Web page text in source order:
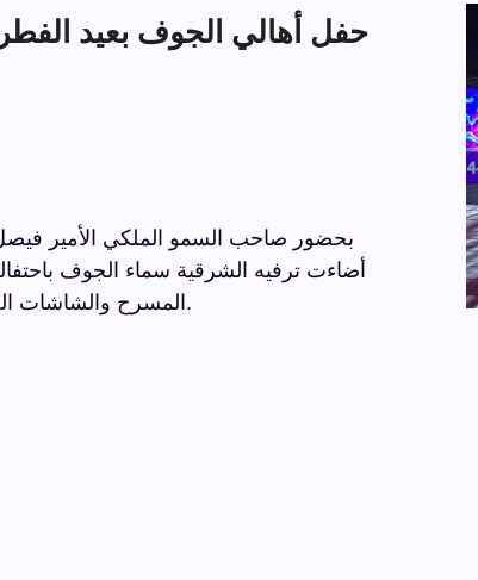
بحضور صاحب السمو الملكي الأمير
المسرح والشاشات العملاقة والإضاءة والألعاب النارية في أجواء تنظيمية راقية.